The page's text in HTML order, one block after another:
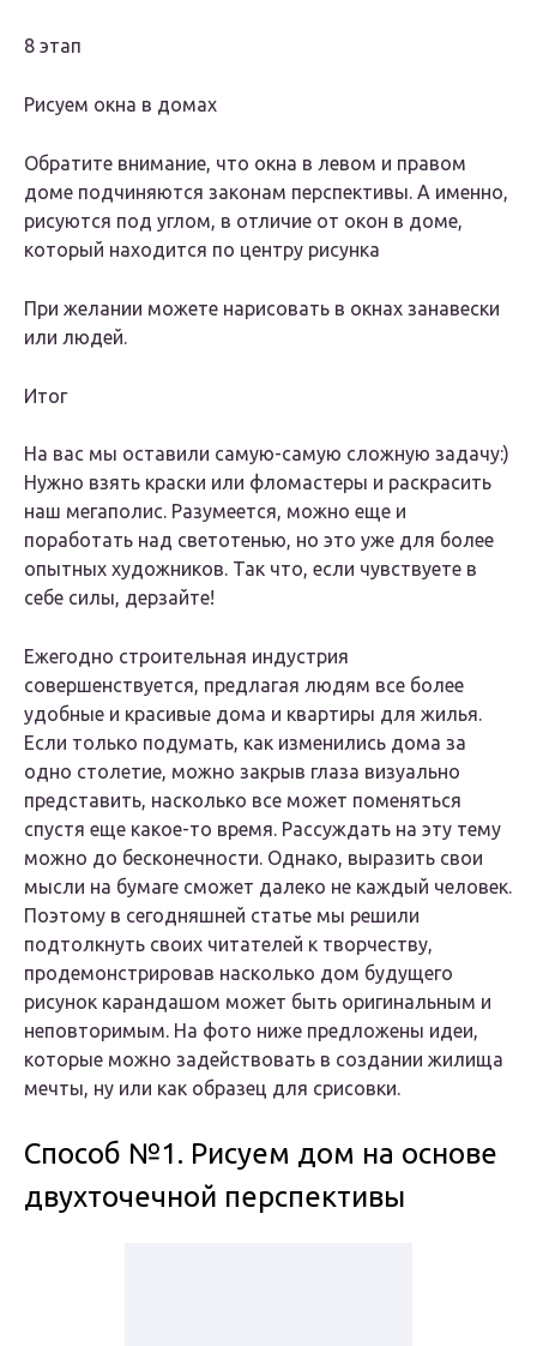
8 этап
Рисуем окна в домах
Обратите внимание, что окна в левом и правом
доме подчиняются законам перспективы. А именно,
рисуются под углом, в отличие от окон в доме,
который находится по центру рисунка
При желании можете нарисовать в окнах занавески
или людей.
Итог
На вас мы оставили самую-самую сложную задачу:)
Нужно взять краски или фломастеры и раскрасить
наш мегаполис. Разумеется, можно еще и
поработать над светотенью, но это уже для более
опытных художников. Так что, если чувствуете в
себе силы, дерзайте!
Ежегодно строительная индустрия
совершенствуется, предлагая людям все более
удобные и красивые дома и квартиры для жилья.
Если только подумать, как изменились дома за
одно столетие, можно закрыв глаза визуально
представить, насколько все может поменяться
спустя еще какое-то время. Рассуждать на эту тему
можно до бесконечности. Однако, выразить свои
мысли на бумаге сможет далеко не каждый человек.
Поэтому в сегодняшней статье мы решили
подтолкнуть своих читателей к творчеству,
продемонстрировав насколько дом будущего
рисунок карандашом может быть оригинальным и
неповторимым. На фото ниже предложены идеи,
которые можно задействовать в создании жилища
мечты, ну или как образец для срисовки.
Способ №1. Рисуем дом на основе
двухточечной перспективы